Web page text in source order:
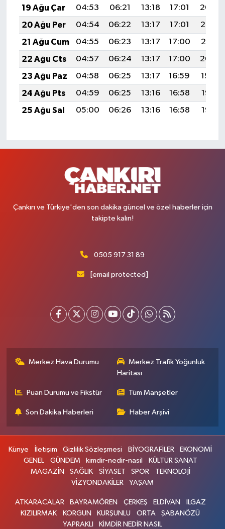
19 Ağu Çar
04:53 06:21 13:18 17:01
20:04
20 Ağu Per
04:54 06:22 13:17 17:01
20:03
21 Ağu Cum
04:55 06:23 13:17 17:00
20:01
22 Ağu Cts
04:57 06:24 13:17 17:00
20:00
23 Ağu Paz
04:58 06:25 13:17 16:59
19:59
24 Ağu Pts
04:59 06:25 13:16 16:58
19:57
25 Ağu Sal
05:00 06:26 13:16 16:58 19:56
Çankırı ve Türkiye'den son dakika güncel ve özel haberler için
takipte kalın!
0505 917 31 89
[email protected]
Merkez Hava Durumu
Merkez Trafik Yoğunluk
Haritası
Puan Durumu ve Fikstür Tüm Manşetler
Son Dakika Haberleri Haber Arşivi
Künye İletişim Gizlilik Sözleşmesi BİYOGRAFİLER
EKONOMİ
GENEL
GÜNDEM kimdir-nedir-nasil
KÜLTÜR SANAT
MAGAZİN
SAĞLIK SİYASET SPOR
TEKNOLOJİ
VİZYONDAKİLER
YAŞAM
ATKARACALAR BAYRAMÖREN ÇERKEŞ ELDİVAN
ILGAZ
KIZILIRMAK
KORGUN KURŞUNLU ORTA
ŞABANÖZÜ
YAPRAKLI
KİMDİR NEDİR NASIL